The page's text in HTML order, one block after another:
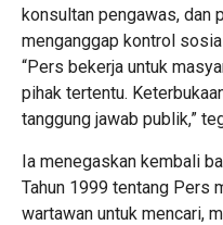
konsultan pengawas, dan
menganggap kontrol
“Pers bekerja untuk
pihak tertentu.
tanggung jawab publik,”
Ia menegaskan kembali
Tahun 1999 tentang Pers
wartawan untuk mencari,